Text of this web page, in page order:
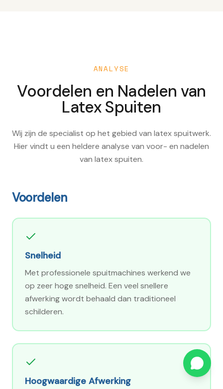
ANALYSE
Voordelen en Nadelen van
Latex Spuiten
Wij zijn de specialist op het gebied van latex spuitwerk.
Hier vindt u een heldere analyse van voor- en nadelen
van latex spuiten.
Voordelen
Snelheid
Met professionele spuitmachines werkend we
op zeer hoge snelheid. Een veel snellere
afwerking wordt behaald dan traditioneel
schilderen.
Hoogwaardige Afwerking